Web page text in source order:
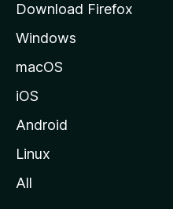
Download Firefox
Windows
macOS
iOS
Android
Linux
All